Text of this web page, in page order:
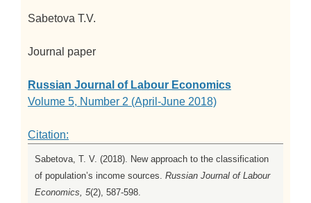
Sabetova T.V.
Journal paper
Russian Journal of Labour Economics
Volume 5, Number 2 (April-June 2018)
Citation:
Sabetova, T. V. (2018). New approach to the classification
of population’s income sources. Russian Journal of Labour
Economics, 5(2), 587-598.